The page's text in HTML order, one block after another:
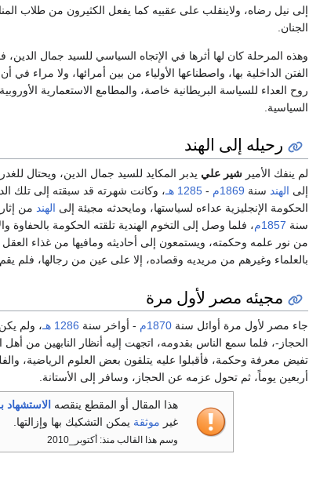
إلى نيل رضاه، ولاينقلب على عقبيه كما يفعل الكثيرون من طلاب
الجنان.
وهذه المرحلة كان لها أثرها في الإتجاه السياسي للسيد جمال الدين،
الفتن الداخلية بها، واصطناعها الأولياء من بين أمرائها، ولا
روح العداء للسياسة البريطانية خاصة، والمطامع الاستعمارية
السياسية.
رحيله إلى الهند
لم ينفك الأمير شير علي يدبر المكايد للسيد جمال الدين، ويحتال
إلى الهند سنة 1869م - 1285 هـ
، وكانت شهرته قد سبقته إلى تلك
الحكومة الإنجليزية عداءه لسياستها، ومايحدثه مجيئة إلى الهند من
سنة 1857م
، فلما وصل إلى التخوم الهندية تلقته الحكومة بالحفاوة
من نور علمه وحكمته، ويستمعون إلى أحاديثه ومافيها من غذاء
بالعلماء وغيرهم من مريديه وقصاده، إلا على عين من رجالها، فلم
مجيئه مصر لأول مرة
جاء مصر لأول مرة أوائل سنة 1870م - أواخر سنة 1286 هـ
، ولم
الحجاز-، فلما سمع الناس بقدومه، اتجهت إليه أنظار النابهين من
تفيض معرفة وحكمة، فأقبلوا عليه يتلقون بعض العلوم الرياضية،
أربعين يوماً، ثم تحول عزمه عن الحجاز، وسافر إلى الأستانة.
هذا المقال أو المقطع ينقصه الاستشهاد
غير موثقة يمكن التشكيك بها وإزالتها.
وسم هذا القالب منذ: أكتوبر_2010